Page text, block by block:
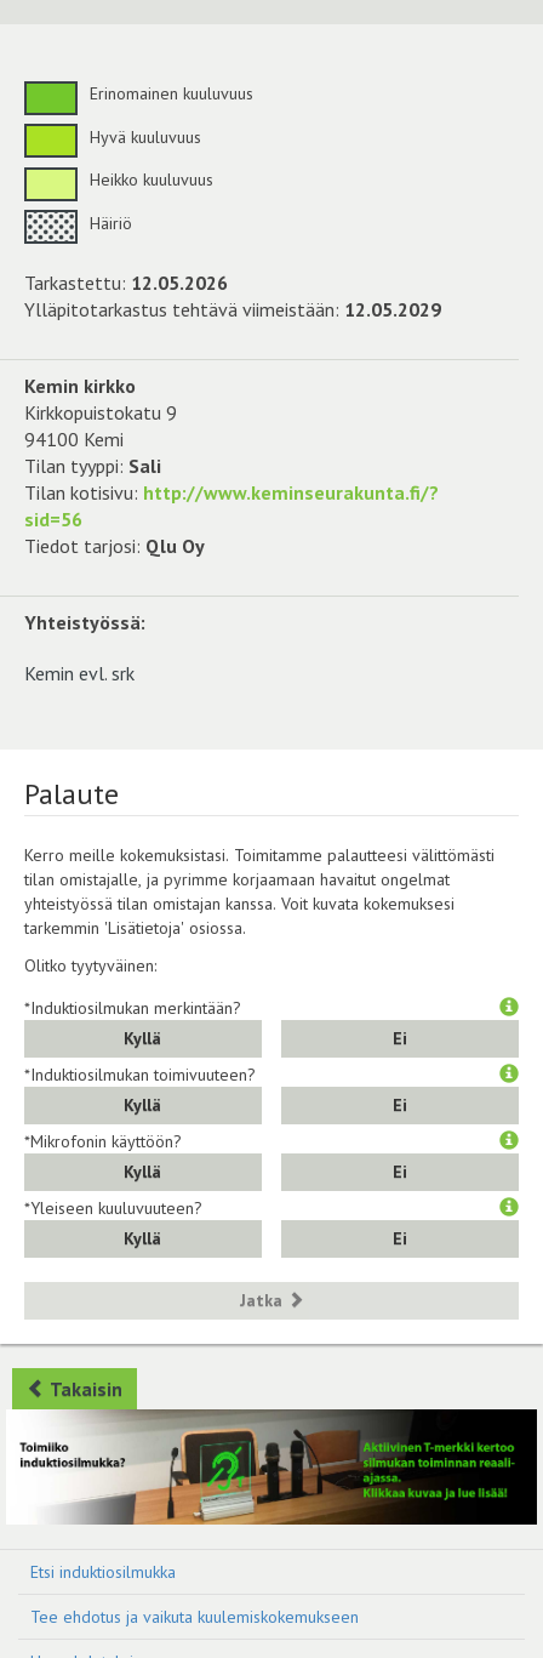
Erinomainen kuuluvuus
Hyvä kuuluvuus
Heikko kuuluvuus
Häiriö
Tarkastettu: 12.05.2026
Ylläpitotarkastus tehtävä viimeistään: 12.05.2029
Kemin kirkko
Kirkkopuistokatu 9
94100 Kemi
Tilan tyyppi: Sali
Tilan kotisivu: http://www.keminseurakunta.fi/?
sid=56
Tiedot tarjosi: Qlu Oy
Yhteistyössä:
Kemin evl. srk
Palaute
Kerro meille kokemuksistasi. Toimitamme palautteesi välittömästi
tilan omistajalle, ja pyrimme korjaamaan havaitut ongelmat
yhteistyössä tilan omistajan kanssa. Voit kuvata kokemuksesi
tarkemmin 'Lisätietoja' osiossa.
Olitko tyytyväinen:
*Induktiosilmukan merkintään?
Kyllä
Ei
*Induktiosilmukan toimivuuteen?
Kyllä
Ei
*Mikrofonin käyttöön?
Kyllä
Ei
*Yleiseen kuuluvuuteen?
Kyllä
Ei
Jatka
Takaisin
Etsi induktiosilmukka
Tee ehdotus ja vaikuta kuulemiskokemukseen